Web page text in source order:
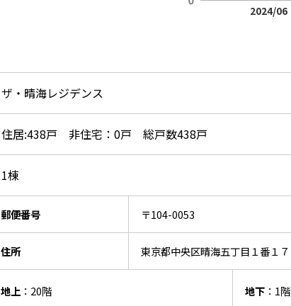
2024/06
ザ・晴海レジデンス
住居:438戸 非住宅：0戸 総戸数438戸
1棟
郵便番号 〒104-0053
住所 東京都中央区晴海五丁目１番１７
地上：20階 地下：1階